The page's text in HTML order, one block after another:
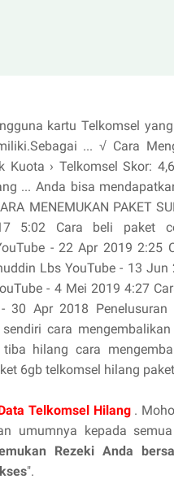
kartu Telkomsel
... √ Cara
Kuota › Telkomsel Skor:
... Anda bisa
MENEMUKAN PAKET
5:02 Cara beli paket
- 22 Apr 2019 2:25
Lbs YouTube - 13
- 4 Mei 2019 4:27
30 Apr 2018
cara
hilang cara
6gb telkomsel hilang
Telkomsel Hilang .
umumnya kepada
Rezeki Anda
".